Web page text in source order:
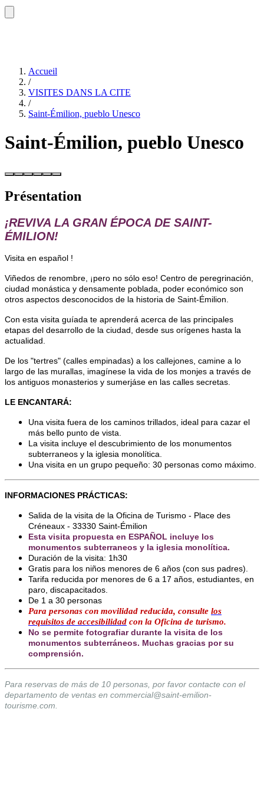
Accueil
/
VISITES DANS LA CITE
/
Saint-Émilion, pueblo Unesco
Saint-Émilion, pueblo Unesco
Présentation
¡REVIVA LA GRAN ÉPOCA DE SAINT-
ÉMILION!
Visita en español !
Viñedos de renombre, ¡pero no sólo eso! Centro de peregrinación,
ciudad monástica y densamente poblada, poder económico son
otros aspectos desconocidos de la historia de Saint-Émilion.
Con esta visita guíada te aprenderá acerca de las principales
etapas del desarrollo de la ciudad, desde sus orígenes hasta la
actualidad.
De los "tertres" (calles empinadas) a los callejones, camine a lo
largo de las murallas, imagínese la vida de los monjes a través de
los antiguos monasterios y sumerjáse en las calles secretas.
LE ENCANTARÁ:
Una visita fuera de los caminos trillados, ideal para cazar el
más bello punto de vista.
La visita incluye el descubrimiento de los monumentos
subterraneos y la iglesia monolítica.
Una visita en un grupo pequeño: 30 personas como máximo.
INFORMACIONES PRÁCTICAS:
Salida de la visita de la Oficina de Turismo - Place des
Créneaux - 33330 Saint-Émilion
Esta visita propuesta en ESPAÑOL incluye los
monumentos subterraneos y la iglesia monolítica.
Duración de la visita: 1h30
Gratis para los niños menores de 6 años (con sus padres).
Tarifa reducida por menores de 6 a 17 años, estudiantes, en
paro, discapacitados.
De 1 a 30 personas
Para personas con movilidad reducida, consulte los
requisitos de accesibilidad con la Oficina de turismo.
No se permite fotografiar durante la visita de los
monumentos subterráneos. Muchas gracias por su
comprensión.
Para reservas de más de 10 personas, por favor contacte con el
departamento de ventas en commercial@saint-emilion-
tourisme.com.